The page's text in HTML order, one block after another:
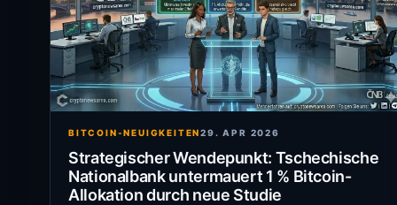
BITCOIN-NEUIGKEITEN29. APR 2026
Strategischer Wendepunkt: Tschechische
Nationalbank untermauert 1 % Bitcoin-
Allokation durch neue Studie